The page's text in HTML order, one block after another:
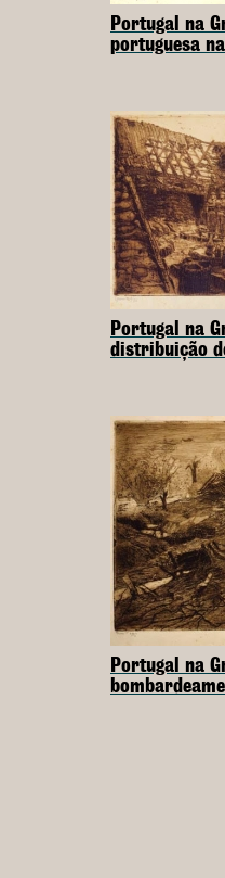
Portugal na
portuguesa
Portugal na
distribuição
Portugal na